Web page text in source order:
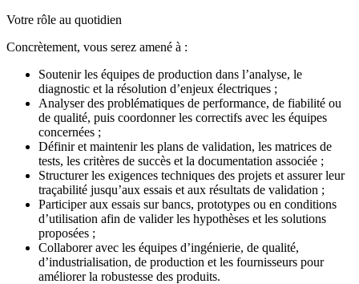
Votre rôle au quotidien
Concrètement, vous serez amené à :
Soutenir les équipes de production dans l’analyse, le
diagnostic et la résolution d’enjeux électriques ;
Analyser des problématiques de performance, de fiabilité ou
de qualité, puis coordonner les correctifs avec les équipes
concernées ;
Définir et maintenir les plans de validation, les matrices de
tests, les critères de succès et la documentation associée ;
Structurer les exigences techniques des projets et assurer leur
traçabilité jusqu’aux essais et aux résultats de validation ;
Participer aux essais sur bancs, prototypes ou en conditions
d’utilisation afin de valider les hypothèses et les solutions
proposées ;
Collaborer avec les équipes d’ingénierie, de qualité,
d’industrialisation, de production et les fournisseurs pour
améliorer la robustesse des produits.